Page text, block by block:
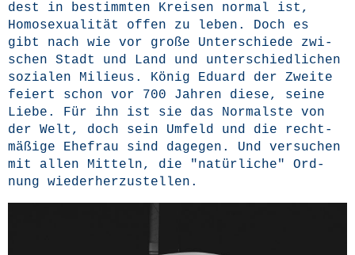
dest in bestimm­ten Krei­sen nor­mal ist,
Homo­se­xua­li­tät offen zu leben. Doch es
gibt nach wie vor gro­ße Unter­schie­de zwi­
schen Stadt und Land und unter­schied­li­chen
sozia­len Milieus. König Edu­ard der Zwei­te
fei­ert schon vor 700 Jah­ren die­se, sei­ne
Lie­be. Für ihn ist sie das Nor­mals­te von
der Welt, doch sein Umfeld und die recht­
mä­ßi­ge Ehe­frau sind dage­gen. Und ver­su­chen
mit allen Mit­teln, die "natür­li­che" Ord­
nung wiederherzustellen.